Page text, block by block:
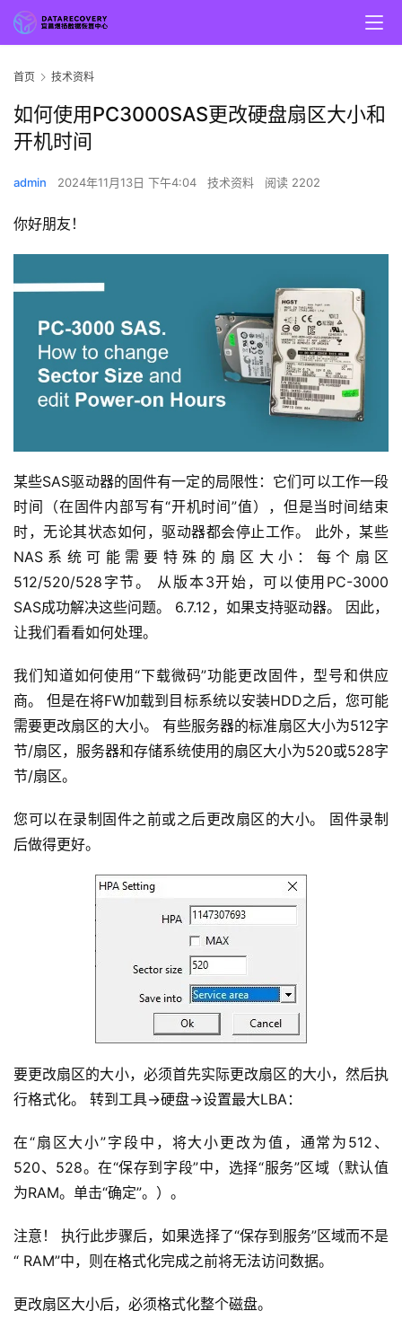
首页 技术资料
如何使用PC3000SAS更改硬盘扇区大小和
开机时间
admin 2024年11月13日 下午4:04 技术资料 阅读 2202
你好朋友！
某些SAS驱动器的固件有一定的局限性：它们可以工作一段
时间（在固件内部写有“开机时间”值），但是当时间结束
时，无论其状态如何，驱动器都会停止工作。 此外，某些
NAS系统可能需要特殊的扇区大小：每个扇区
512/520/528字节。 从版本3开始，可以使用PC-3000
SAS成功解决这些问题。 6.7.12，如果支持驱动器。 因此，
让我们看看如何处理。
我们知道如何使用“下载微码”功能更改固件，型号和供应
商。 但是在将FW加载到目标系统以安装HDD之后，您可能
需要更改扇区的大小。 有些服务器的标准扇区大小为512字
节/扇区，服务器和存储系统使用的扇区大小为520或528字
节/扇区。
您可以在录制固件之前或之后更改扇区的大小。 固件录制
后做得更好。
要更改扇区的大小，必须首先实际更改扇区的大小，然后执
行格式化。 转到工具->硬盘->设置最大LBA：
在“扇区大小”字段中，将大小更改为值，通常为512、
520、528。在“保存到字段”中，选择“服务”区域（默认值
为RAM。单击“确定”。）。
注意！ 执行此步骤后，如果选择了“保存到服务”区域而不是
“ RAM”中，则在格式化完成之前将无法访问数据。
更改扇区大小后，必须格式化整个磁盘。